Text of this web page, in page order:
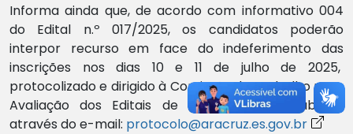
Informa ainda que, de acordo com informativo 004
do Edital n.º 017/2025, os candidatos poderão
interpor recurso em face do indeferimento das
inscrições nos dias 10 e 11 de julho de 2025,
protocolizado e dirigido à Comissão de Trabalho para
Avaliação dos Editais de Chamamentos Públicos
através do e-mail: protocolo@aracruz.es.gov.br